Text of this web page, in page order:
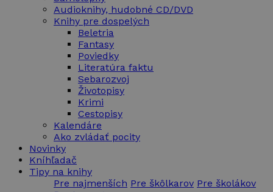
Audioknihy, hudobné CD/DVD
Knihy pre dospelých
Beletria
Fantasy
Poviedky
Literatúra faktu
Sebarozvoj
Životopisy
Krimi
Cestopisy
Kalendáre
Ako zvládať pocity
Novinky
Kníhľadač
Tipy na knihy
Pre najmenších Pre škôlkarov Pre školákov